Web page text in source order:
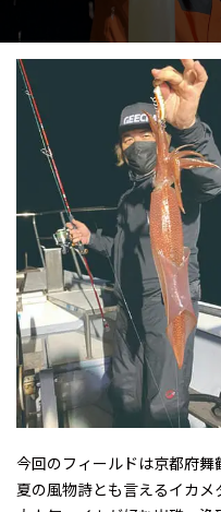
今回のフィールドは京都府舞
夏の風物詩とも言えるイカ